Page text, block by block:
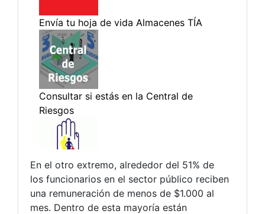
En el otro extremo, alrededor del 51% de
los funcionarios en el sector público reciben
una remuneración de menos de $1.000 al
mes. Dentro de esta mayoría están